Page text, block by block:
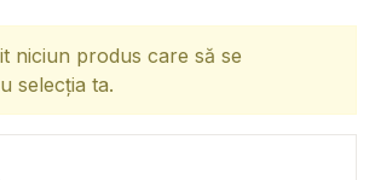
niciun produs care să se
selecția ta.